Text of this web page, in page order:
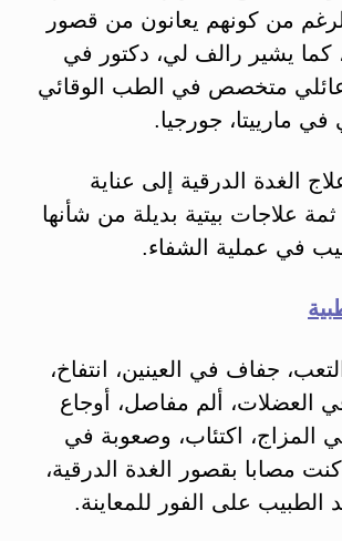
من كونهم يعانون من قصور
كما يشير رالف لي، دكتور في
متخصص في الطب الوقائي
في مارييتا، جورجيا.
الغدة الدرقية إلى عناية
علاجات بيتية بديلة من شأنها
في عملية الشفاء.
جفاف في العينين، انتفاخ،
العضلات، ألم مفاصل، أوجاع
المزاج، اكتئاب، وصعوبة في
كنت مصابا بقصور الغدة الدرقية،
على الفور للمعاينة.